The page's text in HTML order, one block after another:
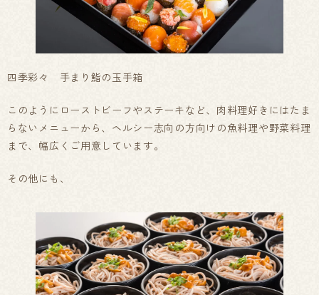
四季彩々 手まり鮨の玉手箱
このようにローストビーフやステーキなど、肉料理好きにはたま
らないメニューから、ヘルシー志向の方向けの魚料理や野菜料理
まで、幅広くご用意しています。
その他にも、